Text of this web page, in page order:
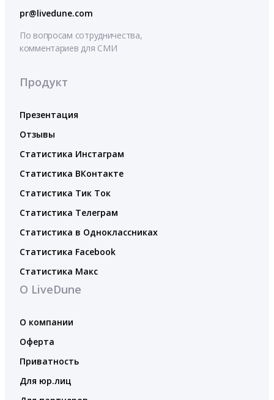
pr@livedune.com
По вопросам сотрудничества,
комментариев для СМИ
Продукт
Презентация
Отзывы
Статистика Инстаграм
Статистика ВКонтакте
Статистика Тик Ток
Статистика Телеграм
Статистика в Одноклассниках
Статистика Facebook
Статистика Макс
О LiveDune
О компании
Оферта
Приватность
Для юр.лиц